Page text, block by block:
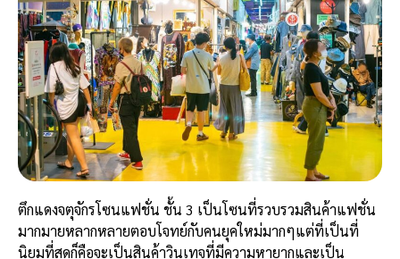
ตึกแดงจตุจักรโซนแฟชั่น ชั้น 3 เป็นโซนที่รวบรวมสินค้าแฟชั่น
มากมายหลากหลายตอบโจทย์กับคนยุคใหม่มากๆแต่ที่เป็นที่
นิยมที่สุดก็คือจะเป็นสินค้าวินเทจที่มีความหายากและเป็น